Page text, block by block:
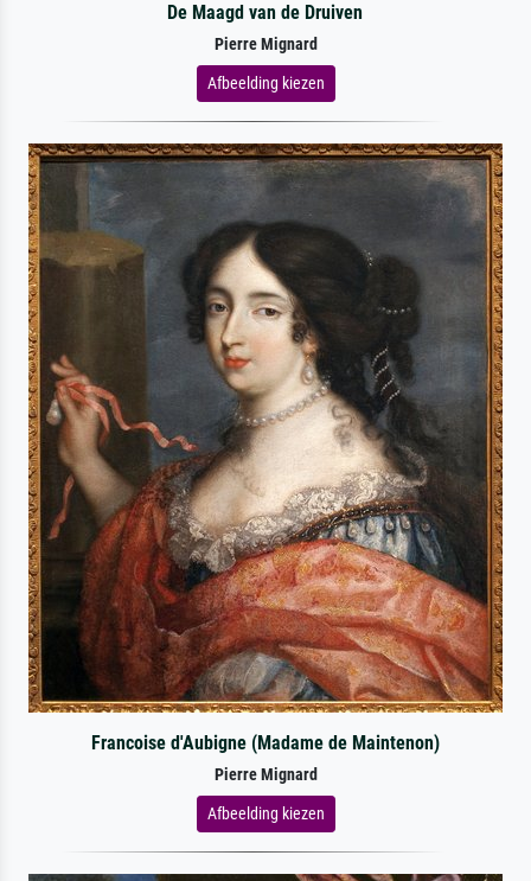
De Maagd van de Druiven
Pierre Mignard
Afbeelding kiezen
Francoise d'Aubigne (Madame de Maintenon)
Pierre Mignard
Afbeelding kiezen